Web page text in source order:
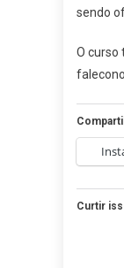
sendo
O curso
Curtir